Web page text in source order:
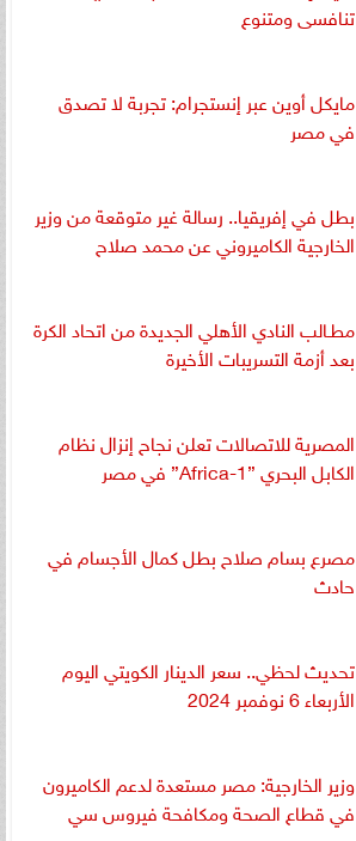
تنافسى ومتنوع
مايكل أوين عبر إنستجرام: تجربة لا تصدق
في مصر
بطل في إفريقيا.. رسالة غير متوقعة من وزير
الخارجية الكاميروني عن محمد صلاح
مطـالب النادي الأهلي الجديدة من اتحاد الكرة
بعد أزمة التسريبات الأخيرة
المصرية للاتصالات تعلن نجاح إنزال نظام
الكابل البحري ”Africa-1” في مصر
مصرع بسام صلاح بطل كمال الأجسام في
حادث
تحديث لحظي.. سعر الدينار الكويتي اليوم
الأربعاء 6 نوفمبر 2024
وزير الخارجية: مصر مستعدة لدعم الكاميرون
في قطاع الصحة ومكافحة فيروس سي